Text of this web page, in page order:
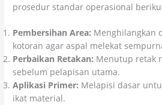
prosedur standar operasional
Pembersihan Area: Menghilangkan
kotoran agar aspal melekat
Perbaikan Retakan: Menutup retak
sebelum pelapisan utama.
Aplikasi Primer: Melapisi dasar
ikat material.